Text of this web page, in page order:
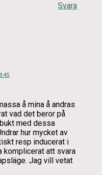
Svara
å mina å andras
vad det beror på
med dessa
hur mycket av
resp inducerat i
komplicerat att svara
Jag vill vetat